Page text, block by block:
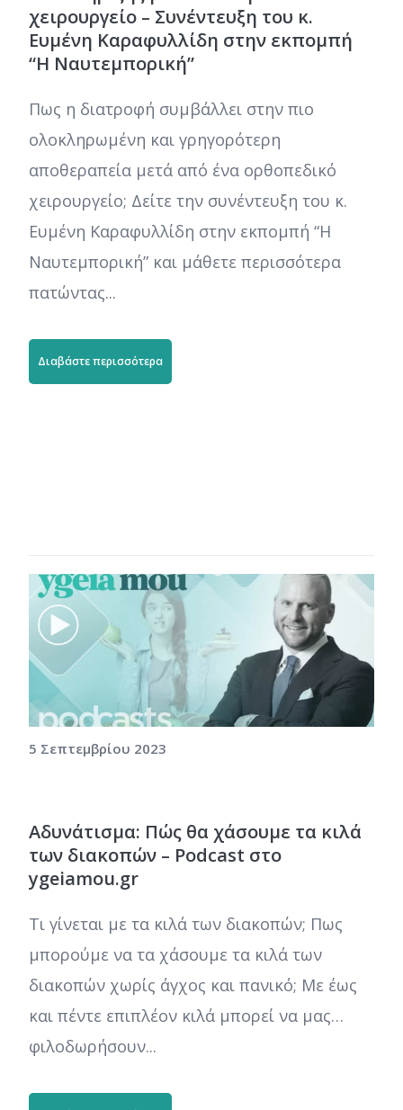
χειρουργείο – Συνέντευξη του κ.
Ευμένη Καραφυλλίδη στην εκπομπή
“Η Ναυτεμπορική”
Πως η διατροφή συμβάλλει στην πιο
ολοκληρωμένη και γρηγορότερη
αποθεραπεία μετά από ένα ορθοπεδικό
χειρουργείο; Δείτε την συνέντευξη του κ.
Ευμένη Καραφυλλίδη στην εκπομπή “Η
Ναυτεμπορική” και μάθετε περισσότερα
πατώντας...
Διαβάστε περισσότερα
5 Σεπτεμβρίου 2023
Αδυνάτισμα: Πώς θα χάσουμε τα κιλά
των διακοπών – Podcast στο
ygeiamou.gr
Τι γίνεται με τα κιλά των διακοπών; Πως
μπορούμε να τα χάσουμε τα κιλά των
διακοπών χωρίς άγχος και πανικό; Με έως
και πέντε επιπλέον κιλά μπορεί να μας…
φιλοδωρήσουν...